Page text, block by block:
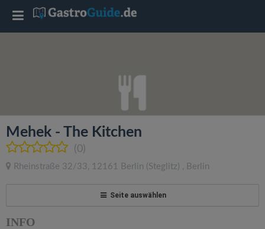
Mehek - The Kitchen
(0)
Rheinstraße 32/33, 12161 Berlin (Steglitz) , Berlin
Seite auswählen
INFO
T
l
e